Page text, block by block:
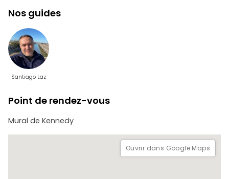
qui montrent comment l'innovation contemporaine
florissante. L'art urbain est au cœur de la visite : vous
explorerez les rues ornées d'impressionnantes fresques
murales. Chaque œuvre raconte une histoire et apporte
une touche moderne à ce quartier chargé d'histoire. Ne
manquez pas ça !
Nous proposons un service sur mesure pour les groupes de
plus de six personnes ; n'hésitez pas à nous demander un
devis personnalisé.
Nos guides
Santiago Laz
Point de rendez-vous
Mural de Kennedy
Ouvrir dans Google Maps